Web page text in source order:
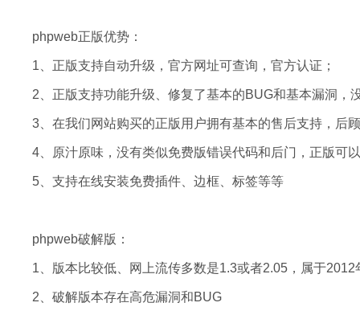
phpweb正版优势：
1、正版支持自动升级，官方网址可查询，官方认证；
2、正版支持功能升级、修复了基本的BUG和基本漏洞，
3、在我们网站购买的正版用户拥有基本的售后支持，后
4、原汁原味，没有类似免费版错误代码和后门，正版可
5、支持在线安装免费插件、边框、标签等等
phpweb破解版：
1、版本比较低、网上流传多数是1.3或者2.05，属于
2、破解版本存在高危漏洞和BUG